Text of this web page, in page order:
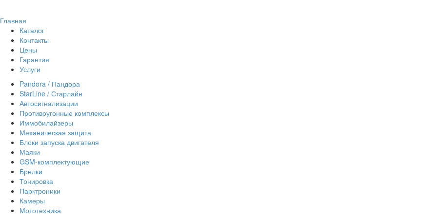
Главная
Каталог
Контакты
Цены
Гарантия
Услуги
Pandora / Пандора
StarLine / Старлайн
Автосигнализации
Противоугонные комплексы
Иммобилайзеры
Механическая защита
Блоки запуска двигателя
Маяки
GSM-комплектующие
Брелки
Тонировка
Парктроники
Камеры
Мототехника